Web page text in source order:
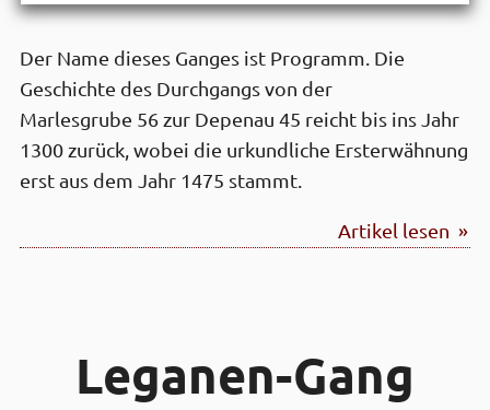
Der Name dieses Ganges ist Programm. Die
Geschichte des Durchgangs von der
Marlesgrube 56 zur Depenau 45 reicht bis ins Jahr
1300 zurück, wobei die urkundliche Ersterwähnung
erst aus dem Jahr 1475 stammt.
Artikel lesen »
Leganen-Gang